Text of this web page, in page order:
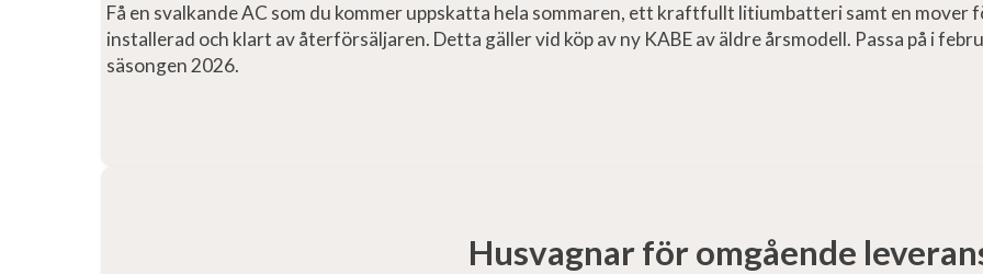
Få en svalkande AC som du kommer uppskatta hela sommaren, ett kraftfullt litiumbatteri samt en mover
installerad och klart av återförsäljaren. Detta gäller vid köp av ny KABE av äldre årsmodell. Passa på i
säsongen 2026.
Husvagnar för omgående